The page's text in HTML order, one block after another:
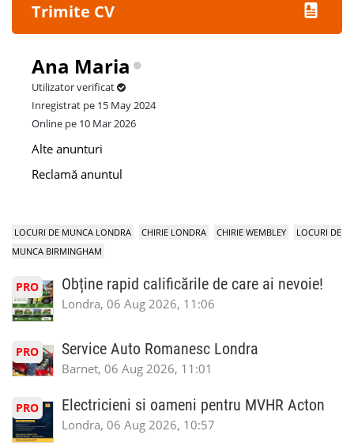
Trimite CV
Ana Maria
Utilizator verificat
Inregistrat pe 15 May 2024
Online pe 10 Mar 2026
Alte anunturi
Reclamă anuntul
LOCURI DE MUNCA LONDRA CHIRIE LONDRA CHIRIE WEMBLEY
LOCURI DE
MUNCA BIRMINGHAM
PRO Obține rapid calificările de care ai nevoie!
Londra, 06 Aug 2026, 11:06
PRO Service Auto Romanesc Londra
Barnet, 06 Aug 2026, 11:01
PRO Electricieni si oameni pentru MVHR Acton
Londra, 06 Aug 2026, 10:57